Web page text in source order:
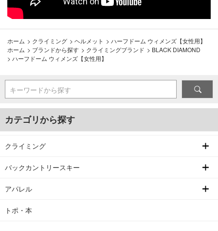
ホーム > クライミング > ヘルメット > ハーフドーム ウィメンズ【女性用】
ホーム > ブランドから探す > クライミングブランド > BLACK DIAMOND
> ハーフドーム ウィメンズ【女性用】
キーワードから探す
カテゴリから探す
クライミング
バックカントリースキー
アパレル
トポ・本